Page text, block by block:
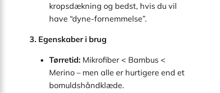
kropsdækning og bedst, hvis du vil
have “dyne-fornemmelse”.
3. Egenskaber i brug
Tørretid: Mikrofiber < Bambus <
Merino – men alle er hurtigere end et
bomuldshåndklæde.